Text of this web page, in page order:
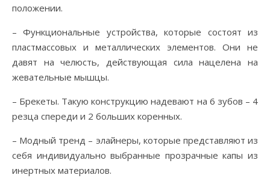
положении.
– Функциональные устройства, которые состоят из
пластмассовых и металлических элементов. Они не
давят на челюсть, действующая сила нацелена на
жевательные мышцы.
– Брекеты. Такую конструкцию надевают на 6 зубов – 4
резца спереди и 2 больших коренных.
– Модный тренд – элайнеры, которые представляют из
себя индивидуально выбранные прозрачные капы из
инертных материалов.